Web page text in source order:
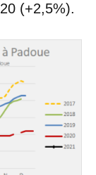
(+2,5%).